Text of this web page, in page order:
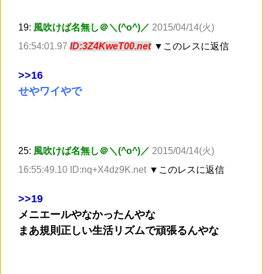
19: 風吹けば名無し＠＼(^o^)／ 2015/04/14(火)
16:54:01.97 ID:3Z4KweT00.net ▼このレスに返信
>>16
せやワイやで
25: 風吹けば名無し＠＼(^o^)／ 2015/04/14(火)
16:55:49.10 ID:nq+X4dz9K.net ▼このレスに返信
>>19
メニエールやなかったんやな
まあ規則正しい生活リズムで頑張るんやな